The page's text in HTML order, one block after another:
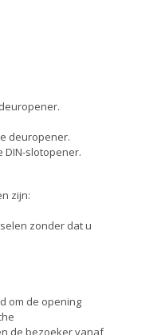
deuropener.
slotopener.
zijn:
zonder dat u
om de opening
de bezoeker vanaf